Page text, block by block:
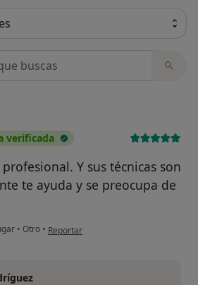
verificada
Y sus técnicas son
te ayuda y se preocupa de
• Otro • en opinión del usuario Ariadna P.
Reportar